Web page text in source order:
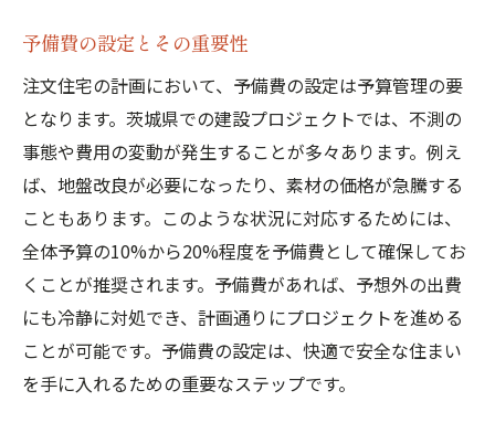
予備費の設定とその重要性
注文住宅の計画において、予備費の設定は予算管理の要
となります。茨城県での建設プロジェクトでは、不測の
事態や費用の変動が発生することが多々あります。例え
ば、地盤改良が必要になったり、素材の価格が急騰する
こともあります。このような状況に対応するためには、
全体予算の10%から20%程度を予備費として確保してお
くことが推奨されます。予備費があれば、予想外の出費
にも冷静に対処でき、計画通りにプロジェクトを進める
ことが可能です。予備費の設定は、快適で安全な住まい
を手に入れるための重要なステップです。